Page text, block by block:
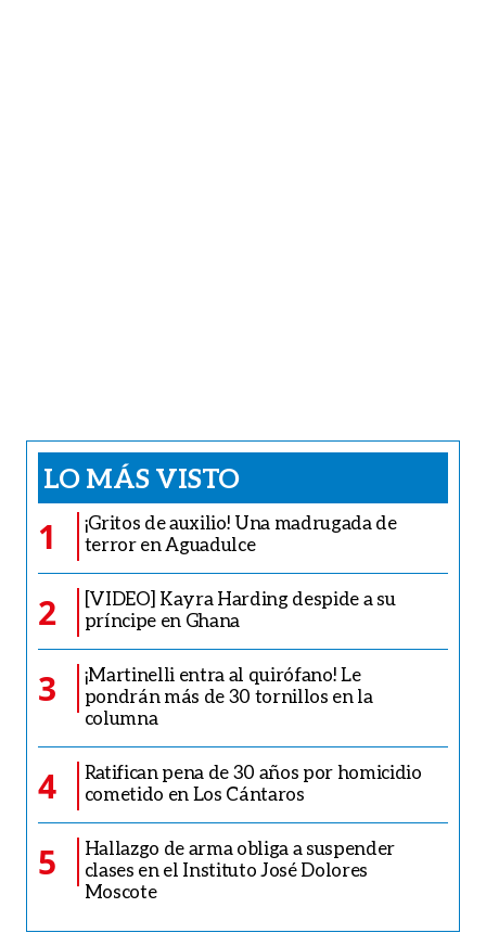
LO MÁS VISTO
1
¡Gritos de auxilio! Una madrugada de
terror en Aguadulce
2
[VIDEO] Kayra Harding despide a su
príncipe en Ghana
3
¡Martinelli entra al quirófano! Le
pondrán más de 30 tornillos en la
columna
4
Ratifican pena de 30 años por homicidio
cometido en Los Cántaros
5
Hallazgo de arma obliga a suspender
clases en el Instituto José Dolores
Moscote